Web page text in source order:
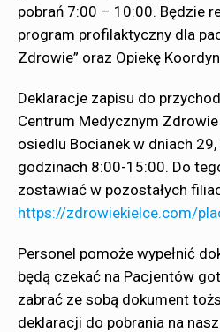
pobrań 7:00 – 10:00. Będzie
program profilaktyczny dla
Zdrowie” oraz Opiekę
Deklaracje zapisu do
Centrum Medycznym
osiedlu Bocianek w dniach
godzinach 8:00-15:00. Do
zostawiać w pozostałych
https://zdrowiekielce.com/
Personel pomoże wypełnić
będą czekać na Pacjentów
zabrać ze sobą dokument
deklaracji do pobrania na